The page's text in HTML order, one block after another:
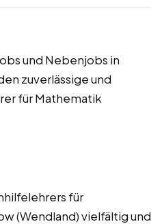
und Nebenjobs in
zuverlässige und
für Mathematik
für
(Wendland) vielfältig und